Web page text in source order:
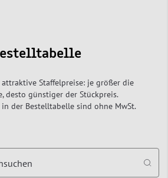
attraktive Staffelpreise: je größer die
desto günstiger der Stückpreis.
in der Bestelltabelle sind ohne MwSt.